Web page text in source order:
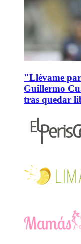
"Llévame
Guillermo
tras quedar